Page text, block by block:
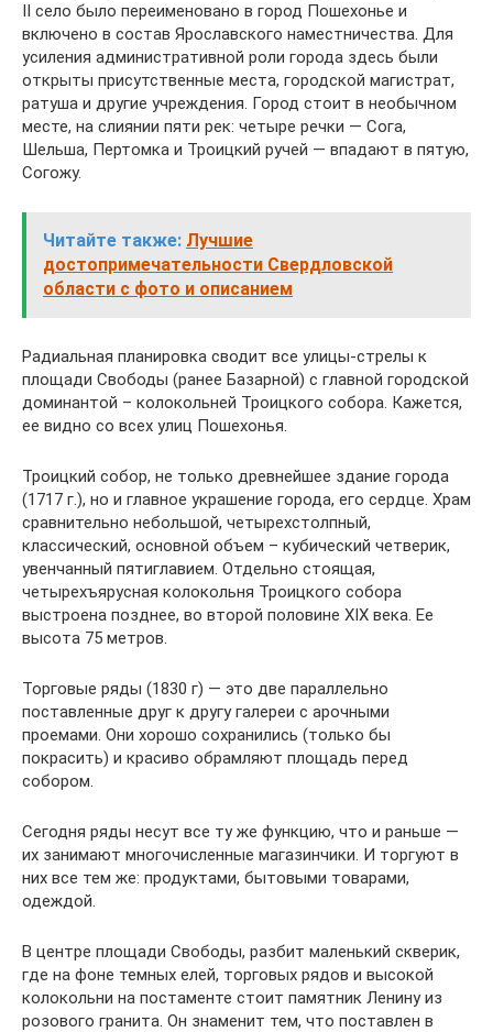
II село было переименовано в город Пошехонье и
включено в состав Ярославского наместничества. Для
усиления административной роли города здесь были
открыты присутственные места, городской магистрат,
ратуша и другие учреждения. Город стоит в необычном
месте, на слиянии пяти рек: четыре речки — Сога,
Шельша, Пертомка и Троицкий ручей — впадают в пятую,
Согожу.
Читайте также: Лучшие
достопримечательности Свердловской
области с фото и описанием
Радиальная планировка сводит все улицы-стрелы к
площади Свободы (ранее Базарной) с главной городской
доминантой – колокольней Троицкого собора. Кажется,
ее видно со всех улиц Пошехонья.
Троицкий собор, не только древнейшее здание города
(1717 г.), но и главное украшение города, его сердце. Храм
сравнительно небольшой, четырехстолпный,
классический, основной объем – кубический четверик,
увенчанный пятиглавием. Отдельно стоящая,
четырехъярусная колокольня Троицкого собора
выстроена позднее, во второй половине XIX века. Ее
высота 75 метров.
Торговые ряды (1830 г) — это две параллельно
поставленные друг к другу галереи с арочными
проемами. Они хорошо сохранились (только бы
покрасить) и красиво обрамляют площадь перед
собором.
Сегодня ряды несут все ту же функцию, что и раньше —
их занимают многочисленные магазинчики. И торгуют в
них все тем же: продуктами, бытовыми товарами,
одеждой.
В центре площади Свободы, разбит маленький скверик,
где на фоне темных елей, торговых рядов и высокой
колокольни на постаменте стоит памятник Ленину из
розового гранита. Он знаменит тем, что поставлен в